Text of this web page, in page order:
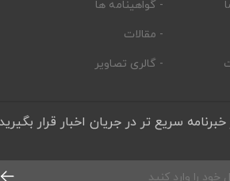
- گواهینامه ها
- مقالات
- گالری تصاویر
سریع تر در جریان اخبار قرار